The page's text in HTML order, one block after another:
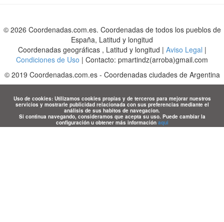
© 2026 Coordenadas.com.es. Coordenadas de todos los pueblos de
España, Latitud y longitud
Coordenadas geográficas , Latitud y longitud | Aviso Legal |
Condiciones de Uso | Contacto: pmartindz(arroba)gmail.com
© 2019 Coordenadas.com.es- Coordenadas ciudades de Argentina
Uso de cookies: Utilizamos cookies propias y de terceros para mejorar nuestros
servicios y mostrarle publicidad relacionada con sus preferencias mediante el
análisis de sus habitos de navegacion.
Si continua navegando, consideramos que acepta su uso. Puede cambiar la
configuración u obtener más información aqui